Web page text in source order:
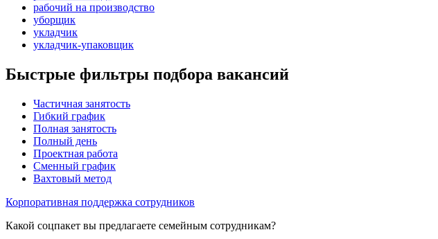
рабочий на производство
уборщик
укладчик
укладчик-упаковщик
Быстрые фильтры подбора вакансий
Частичная занятость
Гибкий график
Полная занятость
Полный день
Проектная работа
Сменный график
Вахтовый метод
Корпоративная поддержка сотрудников
Какой соцпакет вы предлагаете семейным сотрудникам?